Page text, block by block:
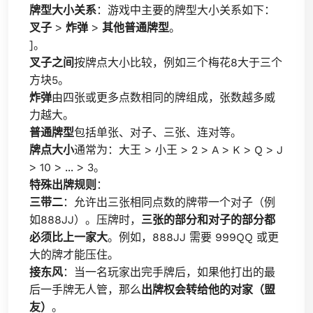
牌型大小关系：游戏中主要的牌型大小关系如下：
叉子 > 炸弹 > 其他普通牌型。
]。
叉子之间按牌点大小比较，例如三个梅花8大于三个
方块5。
炸弹由四张或更多点数相同的牌组成，张数越多威
力越大。
普通牌型包括单张、对子、三张、连对等。
牌点大小通常为：大王 > 小王 > 2 > A > K > Q > J
> 10 > ... > 3。
特殊出牌规则 ：
三带二：允许出三张相同点数的牌带一个对子（例
如888JJ）。压牌时， 三张的部分和对子的部分都
必须比上一家大。例如，888JJ 需要 999QQ 或更
大的牌才能压住。
接东风：当一名玩家出完手牌后，如果他打出的最
后一手牌无人管，那么出牌权会转给他的对家（盟
友） 。